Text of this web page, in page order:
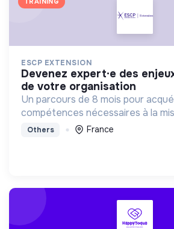
ESCP EXTENSION
devenez expert·e des enjeux écologiques
de votre organisation
Un parcours de 8 mois pour
compétences nécessaires à la
la transition écologique et
Others France